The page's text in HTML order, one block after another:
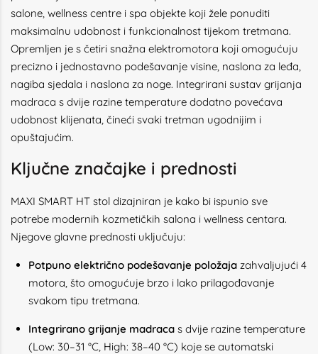
salone, wellness centre i spa objekte koji žele ponuditi
maksimalnu udobnost i funkcionalnost tijekom tretmana.
Opremljen je s četiri snažna elektromotora koji omogućuju
precizno i jednostavno podešavanje visine, naslona za leđa,
nagiba sjedala i naslona za noge. Integrirani sustav grijanja
madraca s dvije razine temperature dodatno povećava
udobnost klijenata, čineći svaki tretman ugodnijim i
opuštajućim.
Ključne značajke i prednosti
MAXI SMART HT stol dizajniran je kako bi ispunio sve
potrebe modernih kozmetičkih salona i wellness centara.
Njegove glavne prednosti uključuju:
Potpuno električno podešavanje položaja zahvaljujući 4
motora, što omogućuje brzo i lako prilagođavanje
svakom tipu tretmana.
Integrirano grijanje madraca s dvije razine temperature
(Low: 30–31 °C, High: 38–40 °C) koje se automatski